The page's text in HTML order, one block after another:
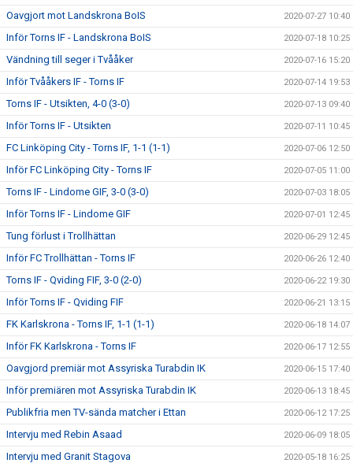
Oavgjort mot Landskrona BoIS 2020-07-27 10:40
Inför Torns IF - Landskrona BoIS 2020-07-18 10:25
Vändning till seger i Tvååker 2020-07-16 15:20
Inför Tvååkers IF - Torns IF 2020-07-14 19:53
Torns IF - Utsikten, 4-0 (3-0) 2020-07-13 09:40
Inför Torns IF - Utsikten 2020-07-11 10:45
FC Linköping City - Torns IF, 1-1 (1-1) 2020-07-06 12:50
Inför FC Linköping City - Torns IF 2020-07-05 11:00
Torns IF - Lindome GIF, 3-0 (3-0) 2020-07-03 18:05
Inför Torns IF - Lindome GIF 2020-07-01 12:45
Tung förlust i Trollhättan 2020-06-29 12:45
Inför FC Trollhättan - Torns IF 2020-06-26 12:40
Torns IF - Qviding FIF, 3-0 (2-0) 2020-06-22 19:30
Inför Torns IF - Qviding FIF 2020-06-21 13:15
FK Karlskrona - Torns IF, 1-1 (1-1) 2020-06-18 14:07
Inför FK Karlskrona - Torns IF 2020-06-17 12:55
Oavgjord premiär mot Assyriska Turabdin IK 2020-06-15 17:40
Inför premiären mot Assyriska Turabdin IK 2020-06-13 18:45
Publikfria men TV-sända matcher i Ettan 2020-06-12 17:25
Intervju med Rebin Asaad 2020-06-09 18:05
Intervju med Granit Stagova 2020-05-18 16:25